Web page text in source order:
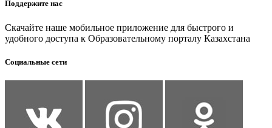
Поддержите нас
Скачайте наше мобильное приложение для быстрого и
удобного доступа к Образовательному порталу Казахстана
Социальные сети